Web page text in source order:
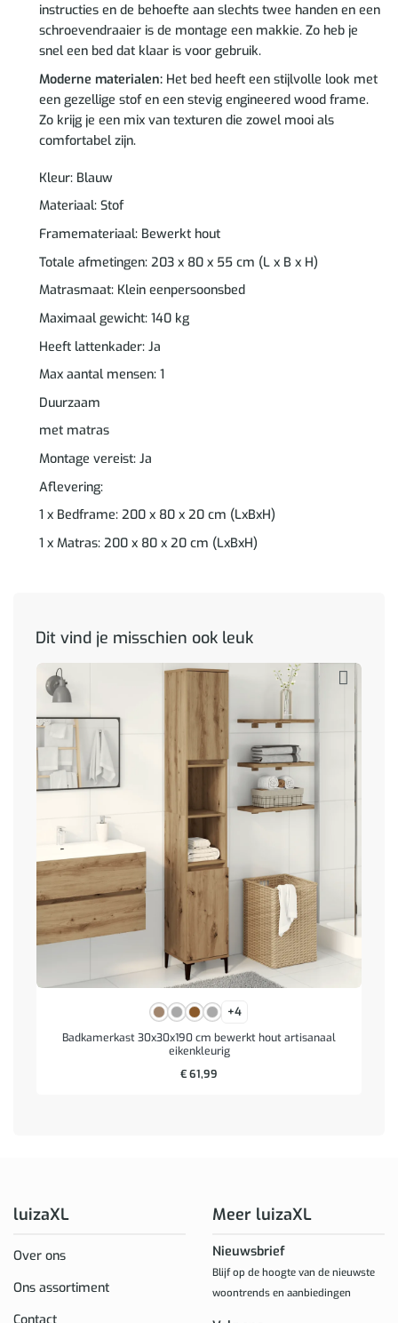
instructies en de behoefte aan slechts twee handen en een
schroevendraaier is de montage een makkie. Zo heb je
snel een bed dat klaar is voor gebruik.
Moderne materialen:Het bed heeft een stijlvolle look met
een gezellige stof en een stevig engineered wood frame.
Zo krijg je een mix van texturen die zowel mooi als
comfortabel zijn.
Kleur: Blauw
Materiaal: Stof
Framemateriaal: Bewerkt hout
Totale afmetingen: 203 x 80 x 55 cm (L x B x H)
Matrasmaat: Klein eenpersoonsbed
Maximaal gewicht: 140 kg
Heeft lattenkader: Ja
Max aantal mensen: 1
Duurzaam
met matras
Montage vereist: Ja
Aflevering:
1 x Bedframe: 200 x 80 x 20 cm (LxBxH)
1 x Matras: 200 x 80 x 20 cm (LxBxH)
Dit vind je misschien ook leuk
+4
Badkamerkast 30x30x190 cm bewerkt hout artisanaal
eikenkleurig
€61,99
luizaXL
Over ons
Ons assortiment
Contact
Meer luizaXL
Nieuwsbrief
Blijf op de hoogte van de nieuwste
woontrends en aanbiedingen